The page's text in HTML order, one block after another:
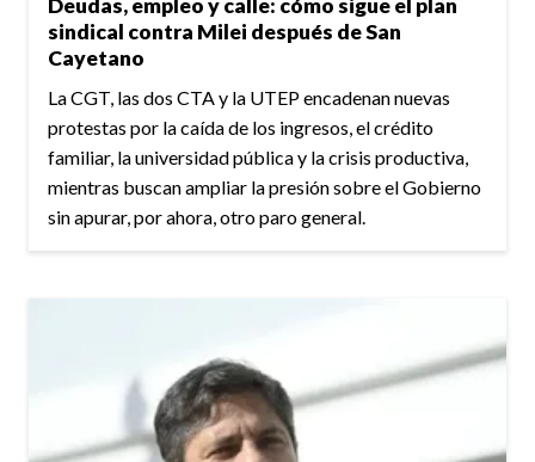
Deudas, empleo y calle: cómo sigue el plan
sindical contra Milei después de San
Cayetano
La CGT, las dos CTA y la UTEP encadenan nuevas
protestas por la caída de los ingresos, el crédito
familiar, la universidad pública y la crisis productiva,
mientras buscan ampliar la presión sobre el Gobierno
sin apurar, por ahora, otro paro general.